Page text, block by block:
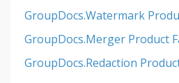
GroupDocs.Watermark
GroupDocs.Merger Product
GroupDocs.Redaction